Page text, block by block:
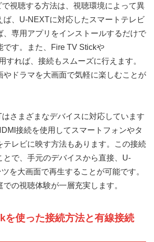
視聴する方法は、視聴環境によって異
ば、U-NEXTに対応したスマートテレビ
、専用アプリをインストールするだけで
です。また、Fire TV Stickや
すれば、接続もスムーズに行えます。
やドラマを大画面で気軽に楽しむことが
さまざまなデバイスに対応しています
接続を使用してスマートフォンやタ
テレビに映す方法もあります。この接続
とで、手元のデバイスから直接、U-
を大画面で再生することが可能です。
の視聴体験が一層充実します。
を使った接続方法と有線接続